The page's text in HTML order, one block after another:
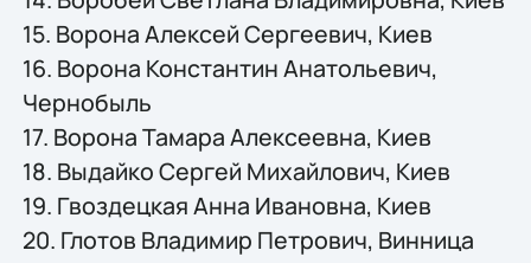
15. Ворона Алексей Сергеевич, Киев
16. Ворона Константин Анатольевич,
Чернобыль
17. Ворона Тамара Алексеевна, Киев
18. Выдайко Сергей Михайлович, Киев
19. Гвоздецкая Анна Ивановна, Киев
20. Глотов Владимир Петрович, Винница